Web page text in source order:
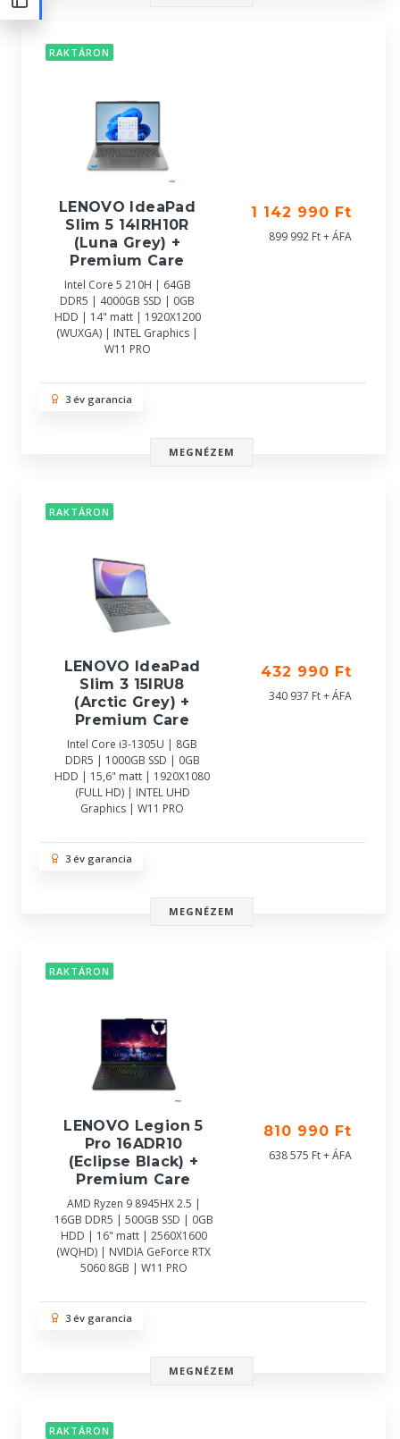
RAKTÁRON
LENOVO IdeaPad
Slim 5 14IRH10R
(Luna Grey) +
Premium Care
Intel Core 5 210H | 64GB
DDR5 | 4000GB SSD | 0GB
HDD | 14" matt | 1920X1200
(WUXGA) | INTEL Graphics |
W11 PRO
1 142 990 Ft
899 992 Ft + ÁFA
3 év garancia
MEGNÉZEM
RAKTÁRON
LENOVO IdeaPad
Slim 3 15IRU8
(Arctic Grey) +
Premium Care
Intel Core i3-1305U | 8GB
DDR5 | 1000GB SSD | 0GB
HDD | 15,6" matt | 1920X1080
(FULL HD) | INTEL UHD
Graphics | W11 PRO
432 990 Ft
340 937 Ft + ÁFA
3 év garancia
MEGNÉZEM
RAKTÁRON
LENOVO Legion 5
Pro 16ADR10
(Eclipse Black) +
Premium Care
AMD Ryzen 9 8945HX 2.5 |
16GB DDR5 | 500GB SSD | 0GB
HDD | 16" matt | 2560X1600
(WQHD) | NVIDIA GeForce RTX
5060 8GB | W11 PRO
810 990 Ft
638 575 Ft + ÁFA
3 év garancia
MEGNÉZEM
RAKTÁRON